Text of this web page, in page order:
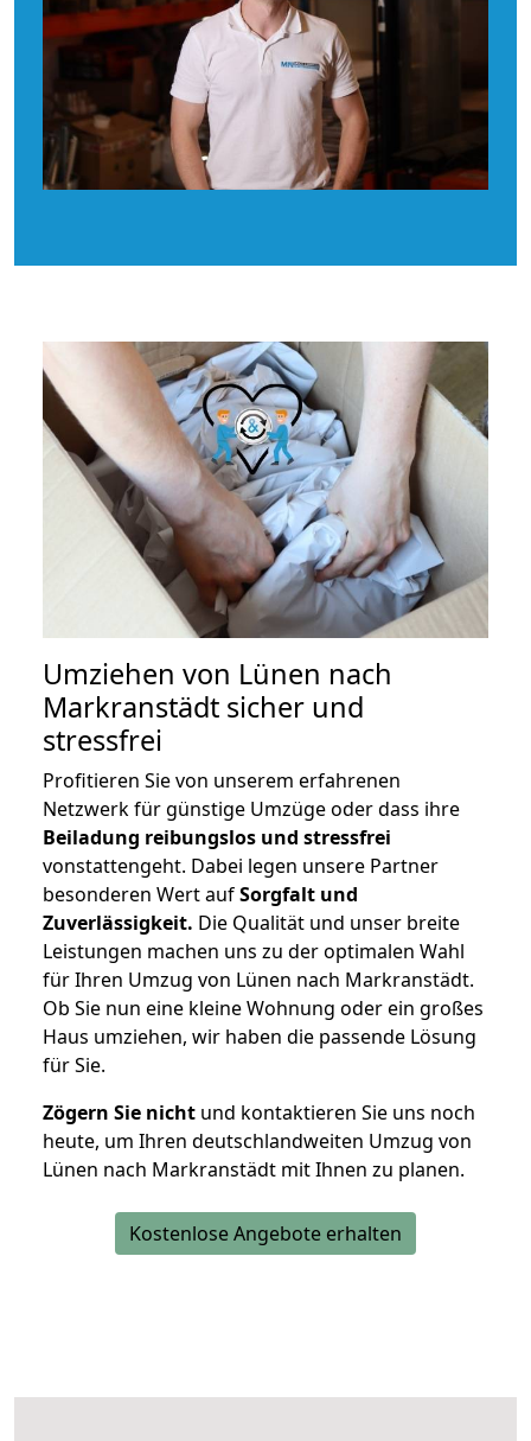
Umziehen von Lünen nach
Markranstädt sicher und
stressfrei
Profitieren Sie von unserem erfahrenen
Netzwerk für günstige Umzüge oder dass ihre
Beiladung reibungslos und stressfrei
vonstattengeht. Dabei legen unsere Partner
besonderen Wert aufSorgfalt und
Zuverlässigkeit. Die Qualität und unser breite
Leistungen machen uns zu der optimalen Wahl
für Ihren Umzug von Lünen nach Markranstädt.
Ob Sie nun eine kleine Wohnung oder ein großes
Haus umziehen, wir haben die passende Lösung
für Sie.
Zögern Sie nicht und kontaktieren Sie uns noch
heute, um Ihren deutschlandweiten Umzug von
Lünen nach Markranstädt mit Ihnen zu planen.
Kostenlose Angebote erhalten